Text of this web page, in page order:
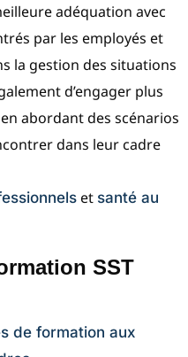
adéquation avec
par les employés et
la gestion des situations
d’engager plus
abordant des scénarios
dans leur cadre
et santé au
SST
de formation aux